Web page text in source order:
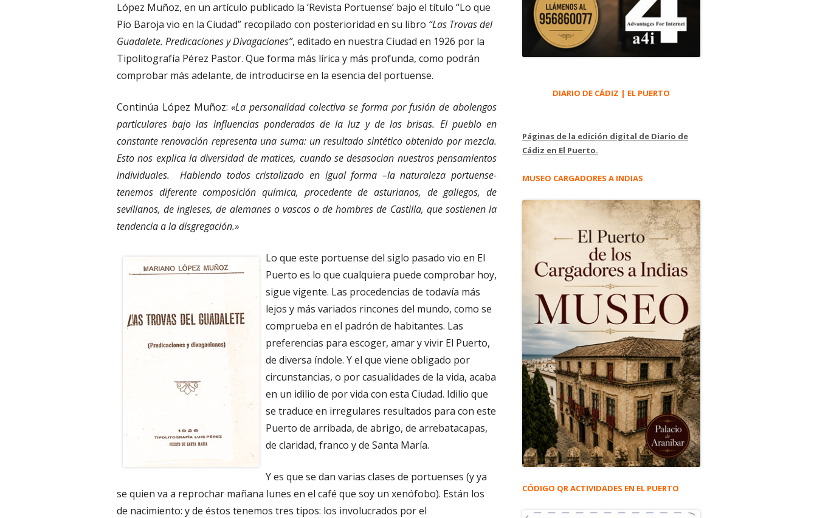
López Muñoz, en un artículo publicado la ‘Revista Portuense’ bajo el título “Lo que
Pío Baroja vio en la Ciudad” recopilado con posterioridad en su libro “Las Trovas del
Guadalete. Predicaciones y Divagaciones”, editado en nuestra Ciudad en 1926 por la
Tipolitografía Pérez Pastor. Que forma más lírica y más profunda, como podrán
comprobar más adelante, de introducirse en la esencia del portuense.
Continúa López Muñoz:«La personalidad colectiva se forma por fusión de abolengos
particulares bajo las influencias ponderadas de la luz y de las brisas. El pueblo en
constante renovación representa una suma: un resultado sintético obtenido por mezcla.
Esto nos explica la diversidad de matices, cuando se desasocian nuestros pensamientos
individuales. Habiendo todos cristalizado en igual forma –la naturaleza portuense-
tenemos diferente composición química, procedente de asturianos, de gallegos, de
sevillanos, de ingleses, de alemanes o vascos o de hombres de Castilla, que sostienen la
tendencia a la disgregación.»
Lo que este portuense del siglo pasado vio en El
Puerto es lo que cualquiera puede comprobar hoy,
sigue vigente. Las procedencias de todavía más
lejos y más variados rincones del mundo, como se
comprueba en el padrón de habitantes. Las
preferencias para escoger, amar y vivir El Puerto,
de diversa índole. Y el que viene obligado por
circunstancias, o por casualidades de la vida, acaba
en un idilio de por vida con esta Ciudad. Idilio que
se traduce en irregulares resultados para con este
Puerto de arribada, de abrigo, de arrebatacapas,
de claridad, franco y de Santa María.
Y es que se dan varias clases de portuenses (y ya
se quien va a reprochar mañana lunes en el café que soy un xenófobo). Están los
de nacimiento: y de éstos tenemos tres tipos: los involucrados por el
DIARIO DE CÁDIZ | EL PUERTO
Páginas de la edición digital de Diario de
Cádiz en El Puerto.
MUSEO CARGADORES A INDIAS
CÓDIGO QR ACTIVIDADES EN EL PUERTO